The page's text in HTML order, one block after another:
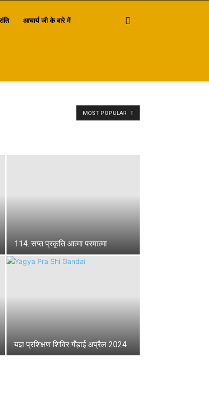
आचार्य जी के बारे में
MOST POPULAR
114. सप्त प्रकृति आत्मा परमात्मा
यज्ञ प्रशिक्षण शिविर गँड़ाई अप्रैल 2024